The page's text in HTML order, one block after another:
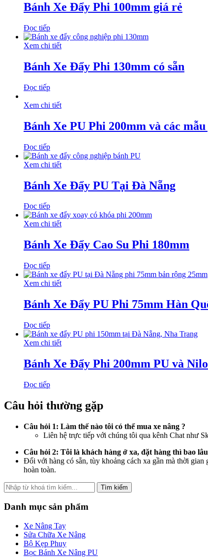
Bánh Xe Đẩy Phi 100mm giá rẻ
Đọc tiếp
Xem chi tiết
Bánh Xe Đẩy Phi 130mm có sẵn
Đọc tiếp
Xem chi tiết
Bánh Xe PU Phi 200mm và các
Đọc tiếp
Xem chi tiết
Bánh Xe Đẩy PU Tại Đà Nẵng
Đọc tiếp
Xem chi tiết
Bánh Xe Đẩy Cao Su Phi 180mm
Đọc tiếp
Xem chi tiết
Bánh Xe Đẩy PU Phi 75mm Hàn
Đọc tiếp
Xem chi tiết
Bánh Xe Đẩy Phi 200mm PU và
Đọc tiếp
Câu hỏi thường gặp
Câu hỏi 1: Làm thế nào tôi có thể mua xe nâng ?
Liên hệ trực tiếp với chúng tôi qua kênh Chat như
Câu hỏi 2: Tôi là khách hàng ở xa, đặt hàng thì bao
Đối với hàng có sẵn, tùy khoảng cách xa gần mà thời
hoàn toàn.
Tìm kiếm
Danh mục sản phẩm
Xe Nâng Tay
Sửa Chữa Xe Nâng
Bộ Kẹp Phuy
Bọc Bánh Xe Nâng PU